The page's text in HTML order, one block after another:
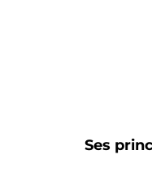
Ses